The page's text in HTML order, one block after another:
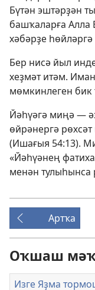
Бүтән эштәрҙән
башҡаларға
хәбәрҙе һөйләргә
Бер нисә йыл
хеҙмәт итәм.
мөмкинлеген бик
Йәһүәгә миңә —
өйрәнергә
(Ишағыя 54:13).
«Йәһүәнең
менән тулыһынса
Артҡа
Оҡшаш
Изге Яҙма